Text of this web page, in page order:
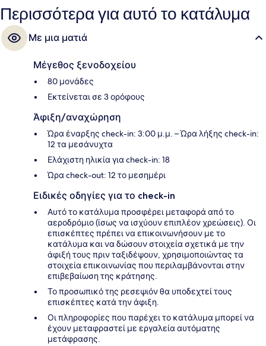
μεσημεριανό και βραδινό. Άλλες παροχές που προσφέρονται σε
αυτό το θέρετρο (πολυτελείας) είναι 2 μπαρ δίπλα στην πισίνα,
βεράντα στο ρετιρέ και μπαρ/lounge. Άλλοι ταξιδιώτες λατρεύουν
το εξυπηρετικό προσωπικό.
Περισσότερα για αυτό το κατάλυμα
Με μια ματιά
Μέγεθος ξενοδοχείου
80 μονάδες
Εκτείνεται σε 3 ορόφους
Άφιξη/αναχώρηση
Ώρα έναρξης check-in: 3:00 μ.μ. – Ώρα λήξης check-in:
12 τα μεσάνυχτα
Ελάχιστη ηλικία για check-in: 18
Ώρα check-out: 12 το μεσημέρι
Ειδικές οδηγίες για το check-in
Αυτό το κατάλυμα προσφέρει μεταφορά από το
αεροδρόμιο (ίσως να ισχύουν επιπλέον χρεώσεις). Οι
επισκέπτες πρέπει να επικοινωνήσουν με το
κατάλυμα και να δώσουν στοιχεία σχετικά με την
άφιξή τους πριν ταξιδέψουν, χρησιμοποιώντας τα
στοιχεία επικοινωνίας που περιλαμβάνονται στην
επιβεβαίωση της κράτησης.
Το προσωπικό της ρεσεψιόν θα υποδεχτεί τους
επισκέπτες κατά την άφιξη.
Οι πληροφορίες που παρέχει το κατάλυμα μπορεί να
έχουν μεταφραστεί με εργαλεία αυτόματης
μετάφρασης.